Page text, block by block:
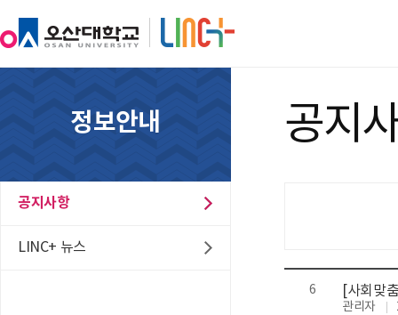
정보안내
공지사항
LINC+ 뉴스
공지
6 [사회맞
관리자